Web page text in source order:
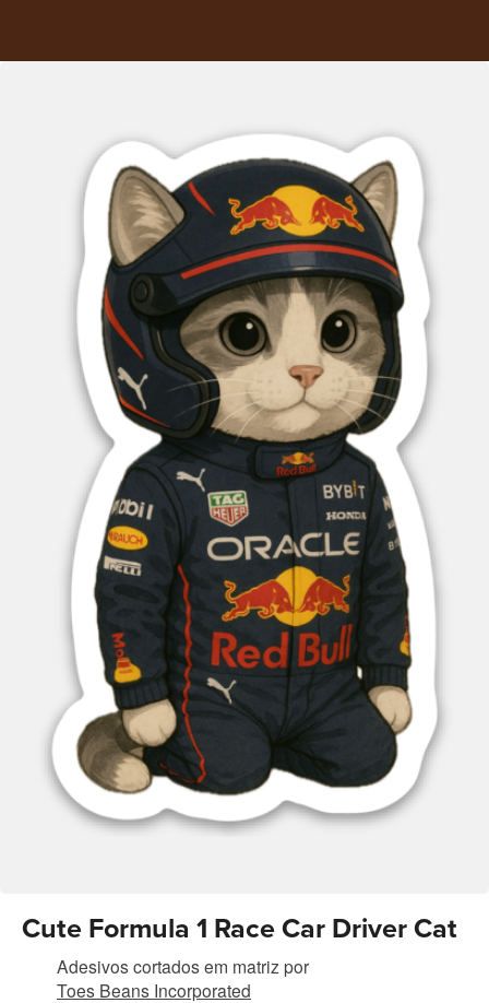
Cute Formula 1 Race Car Driver Cat
Adesivos cortados em matriz por
Toes Beans Incorporated